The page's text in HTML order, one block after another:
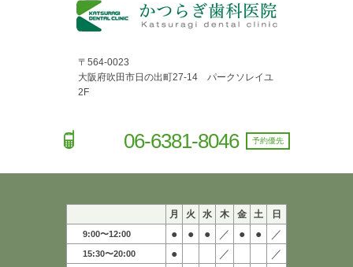
〒564-0023
大阪府吹田市日の出町27-14 パークソレイユ
2F
06-6381-8046 予約優先
月 火 水 木 金 土 日
9:00〜12:00 ● ● ● ／ ● ● ／
15:30〜20:00 ● ／ ／